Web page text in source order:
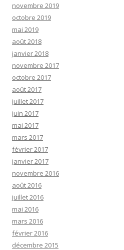
novembre 2019
octobre 2019
mai 2019
août 2018
janvier 2018
novembre 2017
octobre 2017
août 2017
juillet 2017
juin 2017
mai 2017
mars 2017
février 2017
janvier 2017
novembre 2016
août 2016
juillet 2016
mai 2016
mars 2016
février 2016
décembre 2015